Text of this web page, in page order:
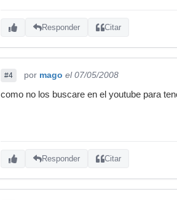
Responder Citar
#4 por mago el 07/05/2008
como no los buscare en el youtube para
Responder Citar